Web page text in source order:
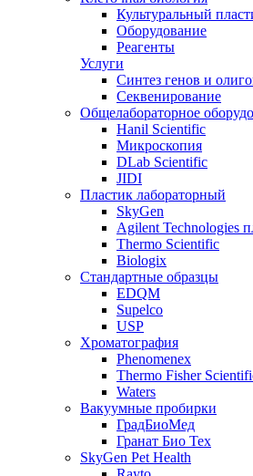
Культуральный
Оборудование
Реагенты
Услуги
Синтез генов и
Секвенирование
Общелабораторное
Hanil Scientific
Микроскопия
DLab Scientific
JIDI
Пластик лабораторный
SkyGen
Agilent Technologies
Thermo Scientific
Biologix
Стандартные образцы
EDQM
Supelco
USP
Хроматография
Phenomenex
Thermo Fisher
Waters
Вакуумные пробирки
ГрадБиоМед
Гранат Био Тех
SkyGen Pet Health